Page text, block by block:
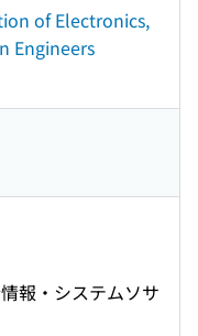
of Electronics,
Engineers
報・システムソサ